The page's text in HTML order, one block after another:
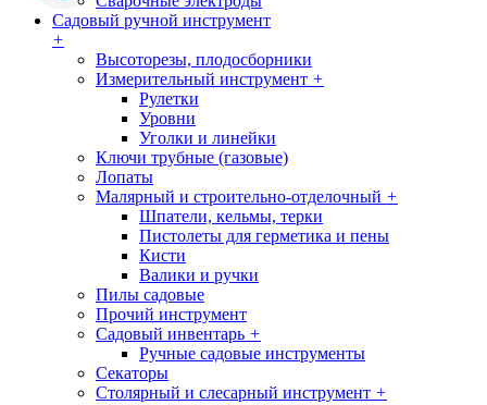
Садовый ручной инструмент
+
Высоторезы, плодосборники
Измерительный инструмент +
Рулетки
Уровни
Уголки и линейки
Ключи трубные (газовые)
Лопаты
Малярный и строительно-отделочный +
Шпатели, кельмы, терки
Пистолеты для герметика и пены
Кисти
Валики и ручки
Пилы садовые
Прочий инструмент
Садовый инвентарь +
Ручные садовые инструменты
Секаторы
Столярный и слесарный инструмент +